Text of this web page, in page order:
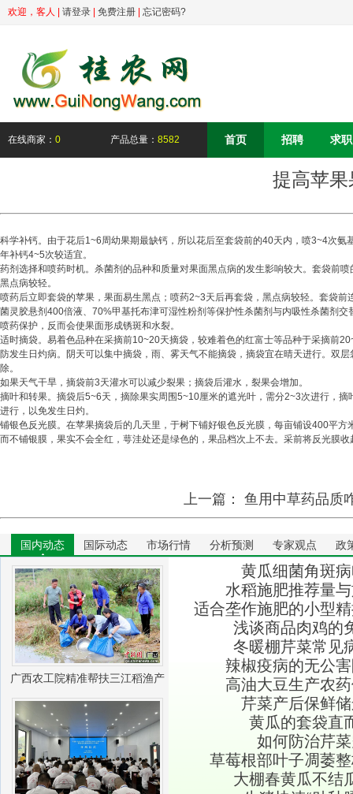
欢迎， 客人 请登录 免费注册 忘记密码?
在线商家： 0 产品总量： 8582 首页 招聘 求职
提高苹
科学补钙。由于花后1~6周幼果期最缺钙，所以花后至套袋前的40天内，喷3~4次
年补钙4~5次较适宜。
药剂选择和喷药时机。杀菌剂的品种和质量对果面黑点病的发生影响较大。套袋前
黑点病较轻。
喷药后立即套袋的苹果，果面易生黑点；喷药2~3天后再套袋，黑点病较轻。套袋
菌灵胶悬剂400倍液、70%甲基托布津可湿性粉剂等保护性杀菌剂与内吸性杀菌剂
喷药保护，反而会使果面形成锈斑和水裂。
适时摘袋。易着色品种在采摘前10~20天摘袋，较难着色的红富士等品种于采摘前
防发生日灼病。阴天可以集中摘袋，雨、雾天气不能摘袋，摘袋宜在晴天进行。双
除。
如果天气干旱，摘袋前3天灌水可以减少裂果；摘袋后灌水，裂果会增加。
摘叶和转果。摘袋后5~6天，摘除果实周围5~10厘米的遮光叶，需分2~3次进行，
进行，以免发生日灼。
铺银色反光膜。在苹果摘袋后的几天里，于树下铺好银色反光膜，每亩铺设400平
而不铺银膜，果实不会全红，萼洼处还是绿色的，果品档次上不去。采前将反光膜
上一篇： 鱼用中草药品质
国内动态 国际动态 市场行情 分析预测 专家观点 政
广西农工院精准帮扶三江稻渔产
业振兴
黄瓜细菌角斑
水稻施肥推荐量
适合垄作施肥的小型
浅谈商品肉鸡的
冬暖棚芹菜常见
辣椒疫病的无公
高油大豆生产农
芹菜产后保鲜
黄瓜的套袋直
如何防治芹
草莓根部叶子凋萎
大棚春黄瓜不结